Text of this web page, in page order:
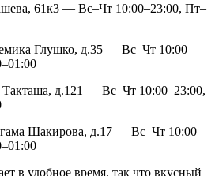
61к3 — Вс–Чт 10:00–23:00, Пт–
Глушко, д.35 — Вс–Чт 10:00–
Такташа, д.121 — Вс–Чт 10:00–23:00,
Шакирова, д.17 — Вс–Чт 10:00–
в удобное время, так что вкусный